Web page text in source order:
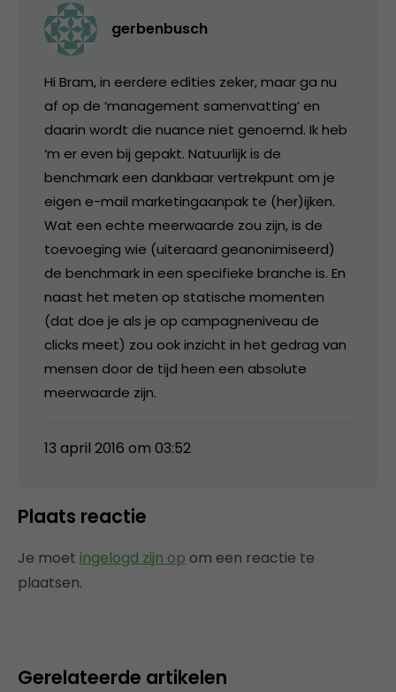
gerbenbusch
Hi Bram, in eerdere edities zeker, maar ga nu
af op de ‘management samenvatting’ en
daarin wordt die nuance niet genoemd. Ik heb
‘m er even bij gepakt. Natuurlijk is de
benchmark een dankbaar vertrekpunt om je
eigen e-mail marketingaanpak te (her)ijken.
Wat een echte meerwaarde zou zijn, is de
toevoeging wie (uiteraard geanonimiseerd)
de benchmark in een specifieke branche is. En
naast het meten op statische momenten
(dat doe je als je op campagneniveau de
clicks meet) zou ook inzicht in het gedrag van
mensen door de tijd heen een absolute
meerwaarde zijn.
13 april 2016 om 03:52
Plaats reactie
Je moet ingelogd zijn op om een reactie te
plaatsen.
Gerelateerde artikelen